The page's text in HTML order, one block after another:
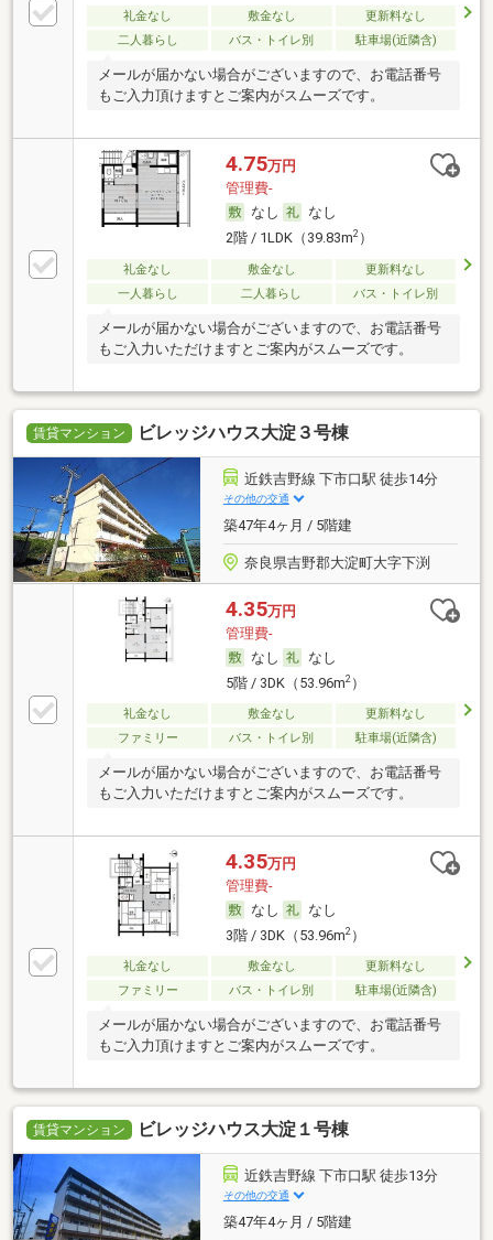
礼金なし 敷金なし
更新料なし
二人暮らし
バス・トイレ別 駐車場(近隣含)
メールが届かない場合がございますので、お電話番号
もご入力頂けますとご案内がスムーズです。
4.75万円
管理費-
なし
なし
2階 / 1LDK（39.83m2）
礼金なし 敷金なし
更新料なし
一人暮らし
二人暮らし バス・トイレ別
メールが届かない場合がございますので、お電話番号
もご入力いただけますとご案内がスムーズです。
賃貸マンション ビレッジハウス大淀３号棟
近鉄吉野線 下市口駅 徒歩14分
その他の交通
築47年4ヶ月 / 5階建
奈良県吉野郡大淀町大字下渕
4.35万円
管理費-
なし
なし
5階 / 3DK（53.96m2）
礼金なし 敷金なし
更新料なし
ファミリー
バス・トイレ別 駐車場(近隣含)
メールが届かない場合がございますので、お電話番号
もご入力いただけますとご案内がスムーズです。
4.35万円
管理費-
なし
なし
3階 / 3DK（53.96m2）
礼金なし 敷金なし
更新料なし
ファミリー
バス・トイレ別 駐車場(近隣含)
メールが届かない場合がございますので、お電話番号
もご入力頂けますとご案内がスムーズです。
賃貸マンション ビレッジハウス大淀１号棟
近鉄吉野線 下市口駅 徒歩13分
その他の交通
築47年4ヶ月 / 5階建